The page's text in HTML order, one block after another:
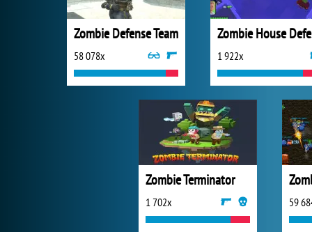
Zombie Defense Team
58 078x 1 922x
Zombie Terminator
1 702x 59